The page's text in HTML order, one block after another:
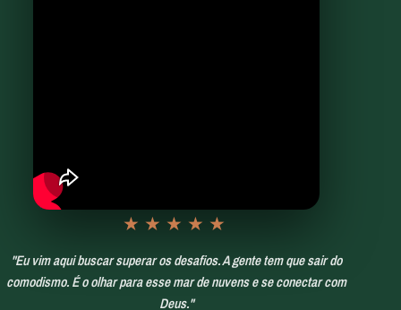
★★★★★
"Eu vim aqui buscar superar os desafios. A gente tem que sair do
comodismo. É o olhar para esse mar de nuvens e se conectar com
Deus."